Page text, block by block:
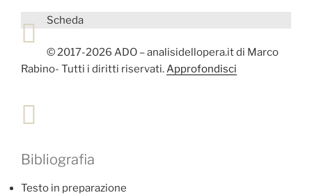
Scheda
© 2017-2026 ADO – analisidellopera.it di Marco
Rabino- Tutti i diritti riservati.Approfondisci
Bibliografia
Testo in preparazione